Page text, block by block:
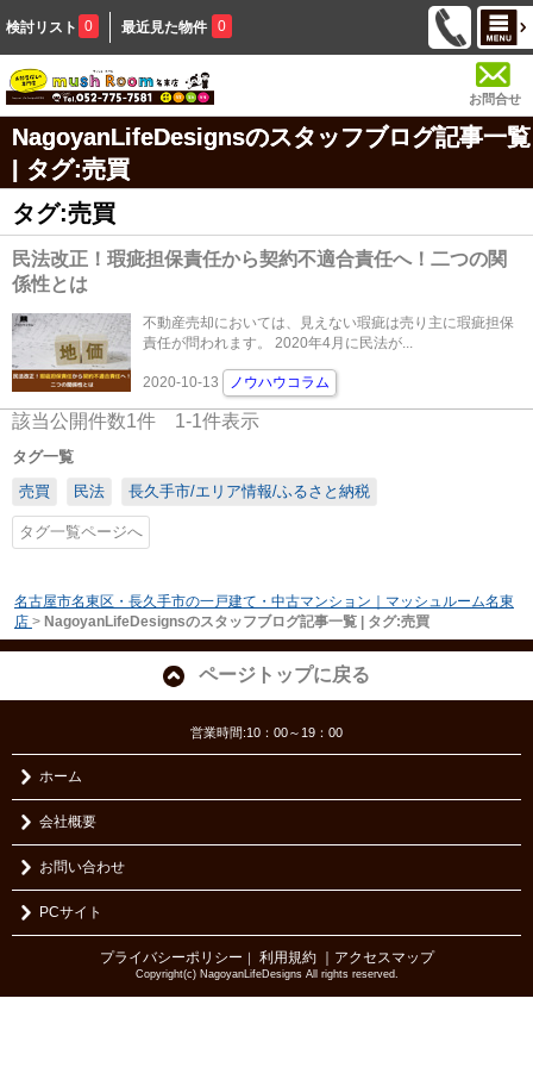
検討リスト 0 最近見た物件 0
お問合せ
NagoyanLifeDesignsのスタッフブログ記事一覧
| タグ:売買
タグ:売買
民法改正！瑕疵担保責任から契約不適合責任へ！二つの関
係性とは
不動産売却においては、見えない瑕疵は売り主に瑕疵担保
責任が問われます。 2020年4月に民法が...
2020-10-13 ノウハウコラム
該当公開件数1件 1-1件表示
タグ一覧
売買
民法 長久手市/エリア情報/ふるさと納税
タグ一覧ページへ
名古屋市名東区・長久手市の一戸建て・中古マンション｜マッシュルーム名東
店 > NagoyanLifeDesignsのスタッフブログ記事一覧 | タグ:売買
ページトップに戻る
営業時間:10：00～19：00
ホーム
会社概要
お問い合わせ
PCサイト
プライバシーポリシー ｜ 利用規約 ｜アクセスマップ
Copyright(c) NagoyanLifeDesigns All rights reserved.